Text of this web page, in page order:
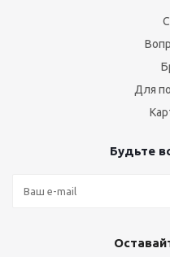
Для
Будьте